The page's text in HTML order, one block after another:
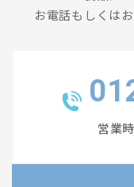
お電話もしくは
営業